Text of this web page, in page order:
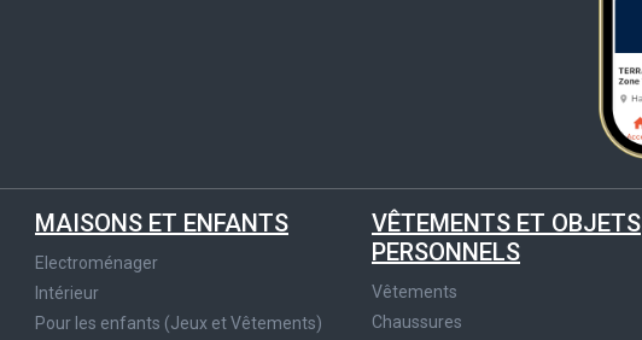
MAISONS ET ENFANTS
Electroménager
Intérieur
Pour les enfants (Jeux et Vêtements)
VÊTEMENTS ET OBJETS
PERSONNELS
Vêtements
Chaussures